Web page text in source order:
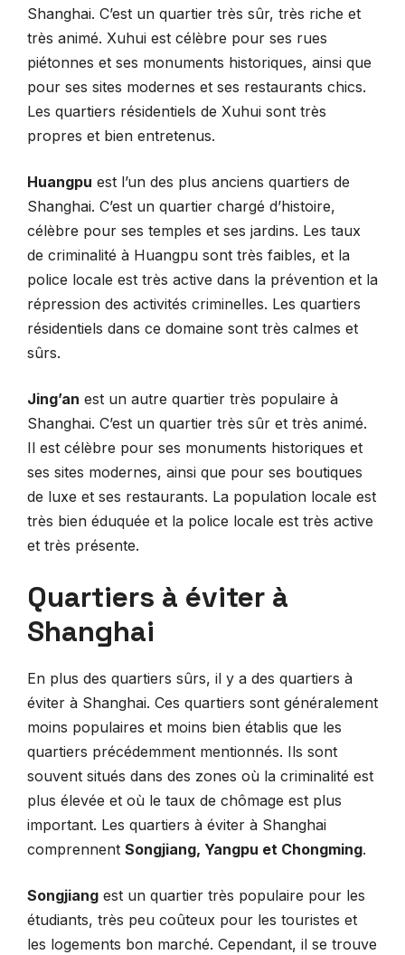
Shanghai. C’est un quartier très sûr, très riche et
très animé. Xuhui est célèbre pour ses rues
piétonnes et ses monuments historiques, ainsi que
pour ses sites modernes et ses restaurants chics.
Les quartiers résidentiels de Xuhui sont très
propres et bien entretenus.
Huangpu est l’un des plus anciens quartiers de
Shanghai. C’est un quartier chargé d’histoire,
célèbre pour ses temples et ses jardins. Les taux
de criminalité à Huangpu sont très faibles, et la
police locale est très active dans la prévention et la
répression des activités criminelles. Les quartiers
résidentiels dans ce domaine sont très calmes et
sûrs.
Jing’an est un autre quartier très populaire à
Shanghai. C’est un quartier très sûr et très animé.
Il est célèbre pour ses monuments historiques et
ses sites modernes, ainsi que pour ses boutiques
de luxe et ses restaurants. La population locale est
très bien éduquée et la police locale est très active
et très présente.
Quartiers à éviter à
Shanghai
En plus des quartiers sûrs, il y a des quartiers à
éviter à Shanghai. Ces quartiers sont généralement
moins populaires et moins bien établis que les
quartiers précédemment mentionnés. Ils sont
souvent situés dans des zones où la criminalité est
plus élevée et où le taux de chômage est plus
important. Les quartiers à éviter à Shanghai
comprennent Songjiang, Yangpu et Chongming.
Songjiang est un quartier très populaire pour les
étudiants, très peu coûteux pour les touristes et
les logements bon marché. Cependant, il se trouve